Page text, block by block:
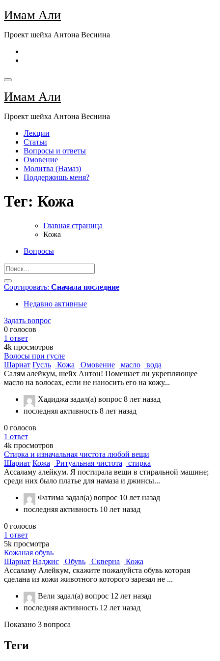
Перейти
к
Имам Али
Проект шейха Антона Веснина
Имам Али
Проект шейха Антона Веснина
Лекции
Статьи
Вопросы и ответы
Омовение
Молитва (Намаз)
Поддержишь меня?
Тег: Кожа
Главная страница
Кожа
Вопросы
Сортировать: Сначала последние
Недавно активные
Задать вопрос
0 голосов
1 ответ
4k просмотров
Волосы при гусле
Шариат Гусль Кожа Омовение масло
вода
Салям алейкум, шейх Антон! Помешает ли укрепляющее
масло на волосах, если не наносить его на кожу...
Хадиджа задал(а) вопрос 8 лет назад
последняя активность 8 лет назад
0 голосов
1 ответ
4k просмотров
Стирка и изначальная чистота любой вещи
Шариат Кожа Ритуальная чистота
стирка
Ассаламу алейкум. Я постирала вещи в стиральной машине;
среди них было платье для намаза и джинсы...
Фатима задал(а) вопрос 10 лет назад
последняя активность 10 лет назад
0 голосов
1 ответ
5k просмотра
Кожаная обувь
Шариат Наджис Обувь Скверна
Кожа
Ассаламу Алейкум, скажите пожалуйста обувь которая
сделана из кожи животного которого зарезал не ...
Вели задал(а) вопрос 12 лет назад
последняя активность 12 лет назад
Показано 3 вопроса
Теги